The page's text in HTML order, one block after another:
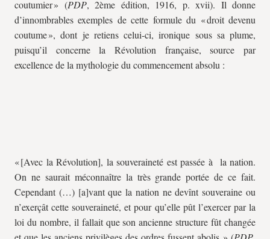
coutumier » (PDP, 2ème édition, 1916, p. xvii). Il donne
d’innombrables exemples de cette formule du « droit devenu
coutume », dont je retiens celui-ci, ironique sous sa plume,
puisqu’il concerne la Révolution française, source par
excellence de la mythologie du commencement absolu :
« [Avec la Révolution], la souveraineté est passée à la nation.
On ne saurait méconnaître la très grande portée de ce fait.
Cependant (…) [a]vant que la nation ne devînt souveraine ou
n’exerçât cette souveraineté, et pour qu’elle pût l’exercer par la
loi du nombre, il fallait que son ancienne structure fût changée